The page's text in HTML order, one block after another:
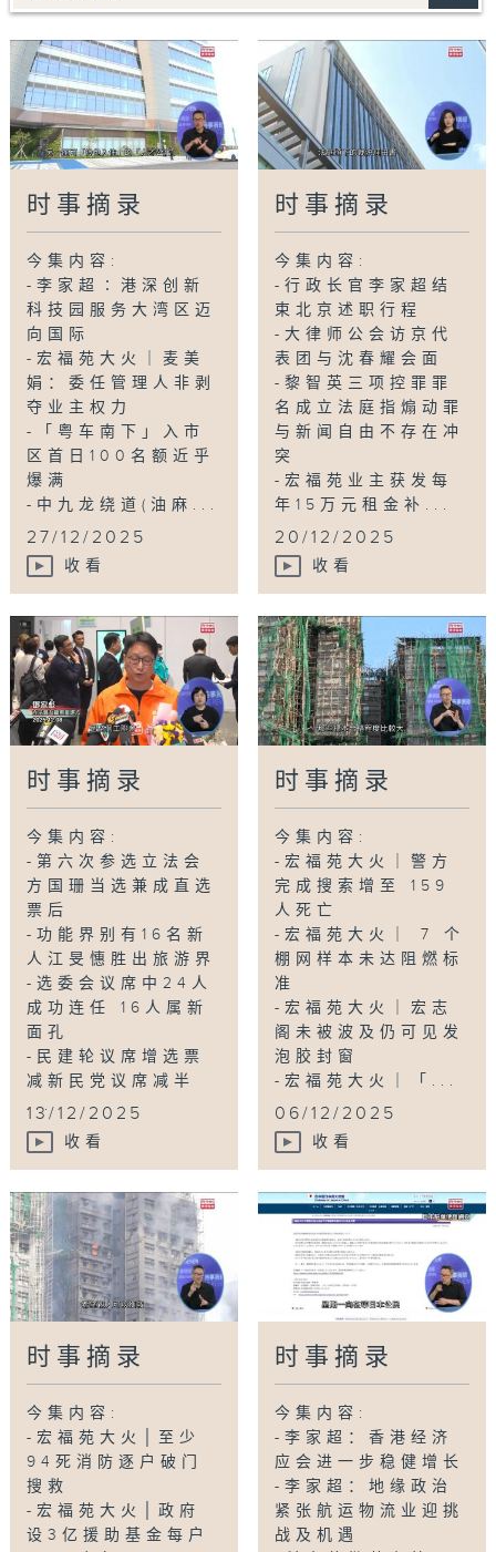
-圣诞市面情况
Tag: 时事,新闻,政治 经济,社会
时事摘录
今集内容:
-李家超∶港深创新
科技园服务大湾区迈
向国际
-宏福苑大火｜麦美
娟：委任管理人非剥
夺业主权力
-「粤车南下」入市
区首日100名额近乎
爆满
-中九龙绕道(油麻...
27/12/2025
收看
时事摘录
今集内容:
-行政长官李家超结
束北京述职行程
-大律师公会访京代
表团与沈春耀会面
-黎智英三项控罪罪
名成立法庭指煽动罪
与新闻自由不存在冲
突
-宏福苑业主获发每
年15万元租金补...
20/12/2025
收看
时事摘录
今集内容:
-第六次参选立法会
方国珊当选兼成直选
票后
-功能界别有16名新
人江旻憓胜出旅游界
-选委会议席中24人
成功连任 16人属新
面孔
-民建轮议席增选票
减新民党议席减半
...
13/12/2025
收看
时事摘录
今集内容:
-宏福苑大火｜警方
完成搜索增至 159
人死亡
-宏福苑大火｜ 7 个
棚网样本未达阻燃标
准
-宏福苑大火｜宏志
阁未被波及仍可见发
泡胶封窗
-宏福苑大火｜「...
06/12/2025
收看
时事摘录
今集内容:
-宏福苑大火│至少
94死消防逐户破门
搜救
-宏福苑大火│政府
设3亿援助基金每户
时事摘录
今集内容:
-李家超：香港经济
应会进一步稳健增长
-李家超：地缘政治
紧张航运物流业迎挑
战及机遇